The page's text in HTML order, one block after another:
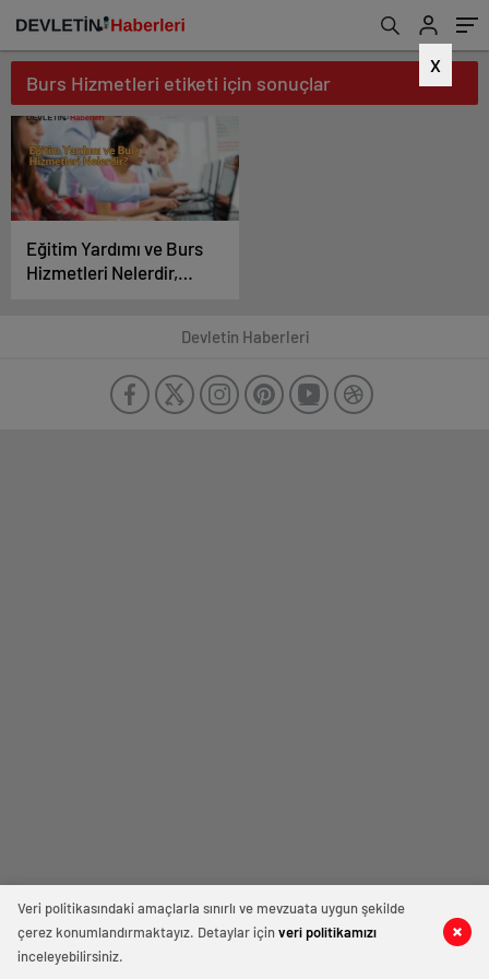
X
Burs Hizmetleri etiketi için sonuçlar
Eğitim Yardımı ve Burs
Hizmetleri Nelerdir,
Devletin Haberleri
Veri politikasındaki amaçlarla sınırlı ve mevzuata uygun şekilde
çerez konumlandırmaktayız. Detaylar içinveri politikamızı
inceleyebilirsiniz.